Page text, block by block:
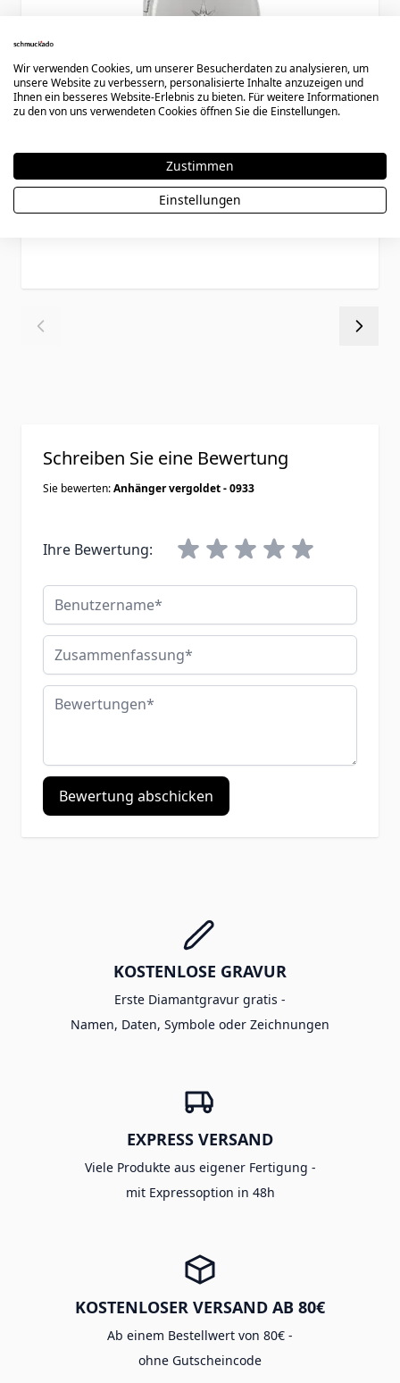
Medaillon Foto gravierbar - 2365
Schreiben Sie eine Bewertung
Sie bewerten:Anhänger vergoldet - 0933
Ihre Bewertung:
Benutzername
Zusammenfassung
Bewertungen
Bewertung abschicken
KOSTENLOSE GRAVUR
Erste Diamantgravur gratis -
Namen, Daten, Symbole oder Zeichnungen
EXPRESS VERSAND
Viele Produkte aus eigener Fertigung -
mit Expressoption in 48h
KOSTENLOSER VERSAND AB 80€
Ab einem Bestellwert von 80€ -
ohne Gutscheincode
Wir verwenden Cookies, um unserer Besucherdaten zu analysieren, um
unsere Website zu verbessern, personalisierte Inhalte anzuzeigen und
Ihnen ein besseres Website-Erlebnis zu bieten. Für weitere Informationen
zu den von uns verwendeten Cookies öffnen Sie die Einstellungen.
Zustimmen
Einstellungen